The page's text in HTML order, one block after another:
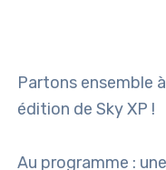
Partons ensemble
édition de Sky XP !
Au programme :